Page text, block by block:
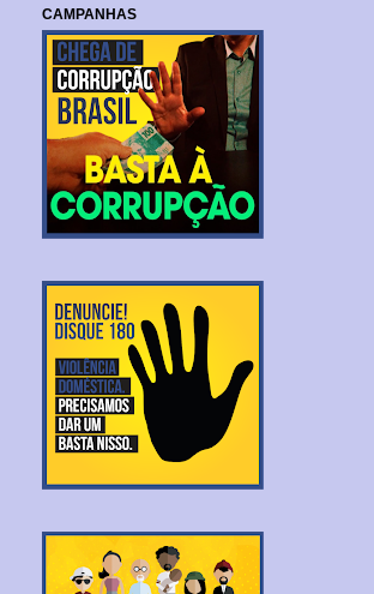
CAMPANHAS